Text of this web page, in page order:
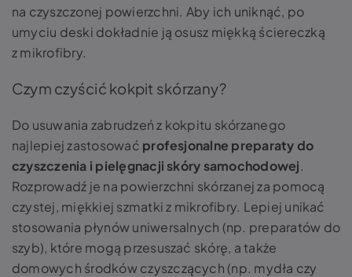
na czyszczonej powierzchni. Aby ich uniknąć, po
umyciu deski dokładnie ją osusz miękką ściereczką
z mikrofibry.
Czym czyścić kokpit skórzany?
Do usuwania zabrudzeń z kokpitu skórzanego
najlepiej zastosować profesjonalne preparaty do
czyszczenia i pielęgnacji skóry samochodowej.
Rozprowadź je na powierzchni skórzanej za pomocą
czystej, miękkiej szmatki z mikrofibry. Lepiej unikać
stosowania płynów uniwersalnych (np. preparatów do
szyb), które mogą przesuszać skórę, a także
domowych środków czyszczących (np. mydła czy